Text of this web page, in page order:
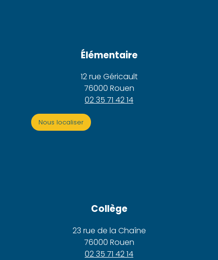
Élémentaire
12 rue Géricault
76000 Rouen
02 35 71 42 14
Nous localiser
Collège
23 rue de la Chaîne
76000 Rouen
02 35 71 42 14